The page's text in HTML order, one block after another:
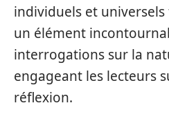
individuels et
un élément
interrogations sur la
engageant les lecteurs
réflexion.